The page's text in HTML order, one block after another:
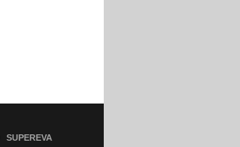
SUPEREVA